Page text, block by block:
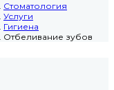
Стоматология
Услуги
Гигиена
Отбеливание зубов